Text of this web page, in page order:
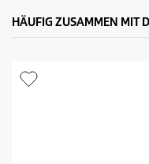
HÄUFIG ZUSAMMEN MIT